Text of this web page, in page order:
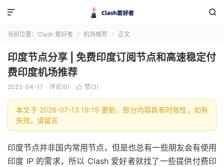


当前位置： Clash 爱好者  机场推荐  正文
印度节点分享 | 免费印度订阅节点和高速稳定付
费印度机场推荐
2023-04-17 评论(0)  赞(3)
本文于 2026-07-13 19:19 更新，部分内容具有时效性，如有
失效，请留言
印度节点并非国内常用节点，但是也总有一些朋友会有使用
印度 IP 的需求，所以 Clash 爱好者就找了一些提供付费印